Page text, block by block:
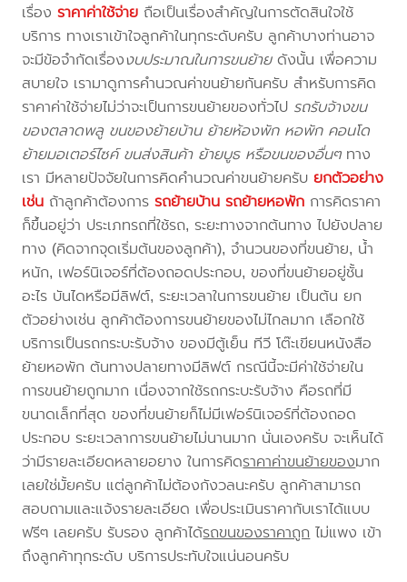
เรื่องราคาค่าใช้จ่าย ถือเป็นเรื่องสำคัญในการตัดสินใจใช้
บริการ ทางเราเข้าใจลูกค้าในทุกระดับครับ ลูกค้าบางท่านอาจ
จะมีข้อจำกัดเรื่องงบประมาณในการขนย้ายดังนั้น เพื่อความ
สบายใจ เรามาดูการคำนวณค่าขนย้ายกันครับ สำหรับการคิด
ราคาค่าใช้จ่ายไม่ว่าจะเป็นการขนย้ายของทั่วไป รถรับจ้างขน
ของตลาดพลู ขนของย้ายบ้าน ย้ายห้องพัก หอพัก คอนโด
ย้ายมอเตอร์ไซค์ ขนส่งสินค้า ย้ายบูธ หรือขนของอื่นๆทาง
เรา มีหลายปัจจัยในการคิดคำนวณค่าขนย้ายครับยกตัวอย่าง
เช่น ถ้าลูกค้าต้องการรถย้ายบ้าน รถย้ายหอพัก การคิดราคา
ก็ขึ้นอยู่ว่า ประเภทรถที่ใช้รถ, ระยะทางจากต้นทาง ไปยังปลาย
ทาง (คิดจากจุดเริ่มต้นของลูกค้า), จำนวนของที่ขนย้าย, น้ำ
หนัก, เฟอร์นิเจอร์ที่ต้องถอดประกอบ, ของที่ขนย้ายอยู่ชั้น
อะไร บันไดหรือมีลิฟต์, ระยะเวลาในการขนย้าย เป็นต้น ยก
ตัวอย่างเช่น ลูกค้าต้องการขนย้ายของไม่ไกลมาก เลือกใช้
บริการเป็นรถกระบะรับจ้าง ของมีตู้เย็น ทีวี โต๊ะเขียนหนังสือ
ย้ายหอพัก ต้นทางปลายทางมีลิฟต์ กรณีนี้จะมีค่าใช้จ่ายใน
การขนย้ายถูกมาก เนื่องจากใช้รถกระบะรับจ้าง คือรถที่มี
ขนาดเล็กที่สุด ของที่ขนย้ายก็ไม่มีเฟอร์นิเจอร์ที่ต้องถอด
ประกอบ ระยะเวลาการขนย้ายไม่นานมาก นั่นเองครับ จะเห็นได้
ว่ามีรายละเอียดหลายอยาง ในการคิดราคาค่าขนย้ายของมาก
เลยใช่มั้ยครับ แต่ลูกค้าไม่ต้องกังวลนะครับ ลูกค้าสามารถ
สอบถามและแจ้งรายละเอียด เพื่อประเมินราคากับเราได้แบบ
ฟรีๆ เลยครับ รับรอง ลูกค้าได้รถขนของราคาถูกไม่แพง เข้า
ถึงลูกค้าทุกระดับ บริการประทับใจแน่นอนครับ